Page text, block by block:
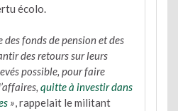
écolo.
des fonds de pension et des
des retours sur leurs
possible, pour faire
quitte à investir dans
», rappelait le militant